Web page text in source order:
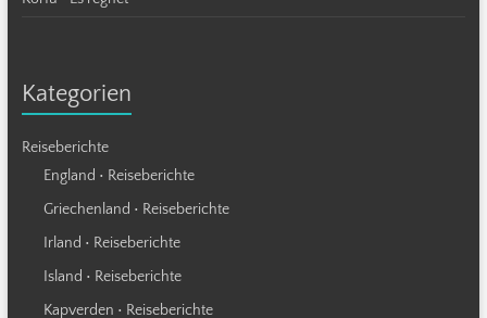
Kategorien
Reiseberichte
England • Reiseberichte
Griechenland • Reiseberichte
Irland • Reiseberichte
Island • Reiseberichte
Kapverden • Reiseberichte